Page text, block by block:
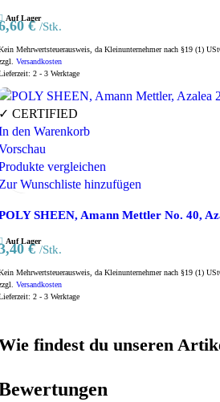
Auf Lager
€ /Stk.
Mehrwertsteuerausweis, da Kleinunternehmer nach §19 (1)
Versandkosten
2 - 3 Werktage
CERTIFIED
den Warenkorb
vergleichen
Wunschliste hinzufügen
SHEEN, Amann Mettler No. 40,
Auf Lager
€ /Stk.
Mehrwertsteuerausweis, da Kleinunternehmer nach §19 (1)
Versandkosten
2 - 3 Werktage
findest du unseren